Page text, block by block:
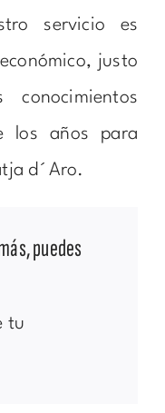
servicio es
justo
los años para
d´Aro.
puedes
tu